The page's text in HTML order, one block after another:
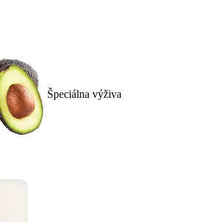
Špeciálna výživa